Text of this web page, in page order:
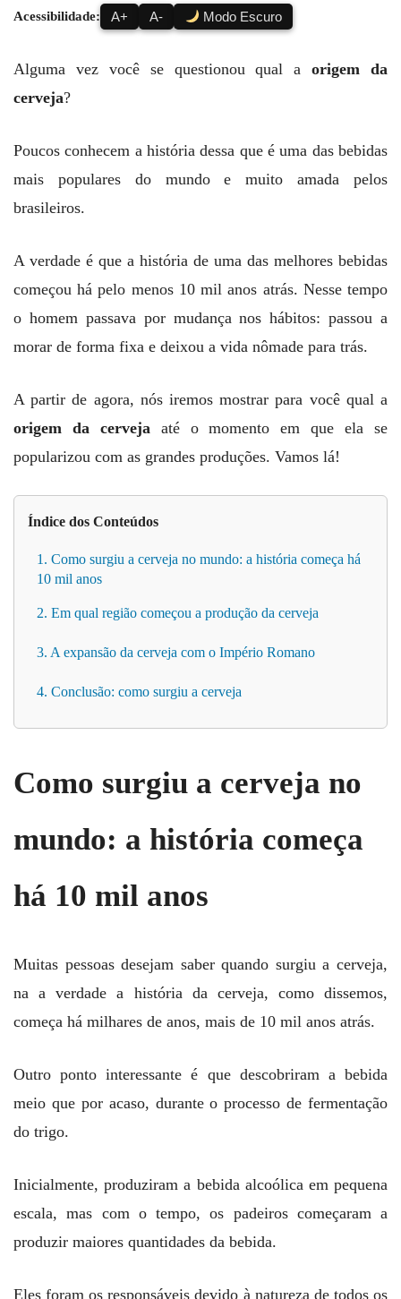
Acessibilidade: A+ A- Modo Escuro
Alguma vez você se questionou qual aorigem da
cerveja?
Poucos conhecem a história dessa que é uma das bebidas
mais populares do mundo e muito amada pelos
brasileiros.
A verdade é que a história de uma das melhores bebidas
começou há pelo menos 10 mil anos atrás. Nesse tempo
o homem passava por mudança nos hábitos: passou a
morar de forma fixa e deixou a vida nômade para trás.
A partir de agora, nós iremos mostrar para você qual a
origem da cerveja até o momento em que ela se
popularizou com as grandes produções. Vamos lá!
Índice dos Conteúdos
1. Como surgiu a cerveja no mundo: a história começa há
10 mil anos
2. Em qual região começou a produção da cerveja
3. A expansão da cerveja com o Império Romano
4. Conclusão: como surgiu a cerveja
Como surgiu a cerveja no
mundo: a história começa
há 10 mil anos
Muitas pessoas desejam saber quando surgiu a cerveja,
na a verdade a história da cerveja, como dissemos,
começa há milhares de anos, mais de 10 mil anos atrás.
Outro ponto interessante é que descobriram a bebida
meio que por acaso, durante o processo de fermentação
do trigo.
Inicialmente, produziram a bebida alcoólica em pequena
escala, mas com o tempo, os padeiros começaram a
produzir maiores quantidades da bebida.
Eles foram os responsáveis devido à natureza de todos os